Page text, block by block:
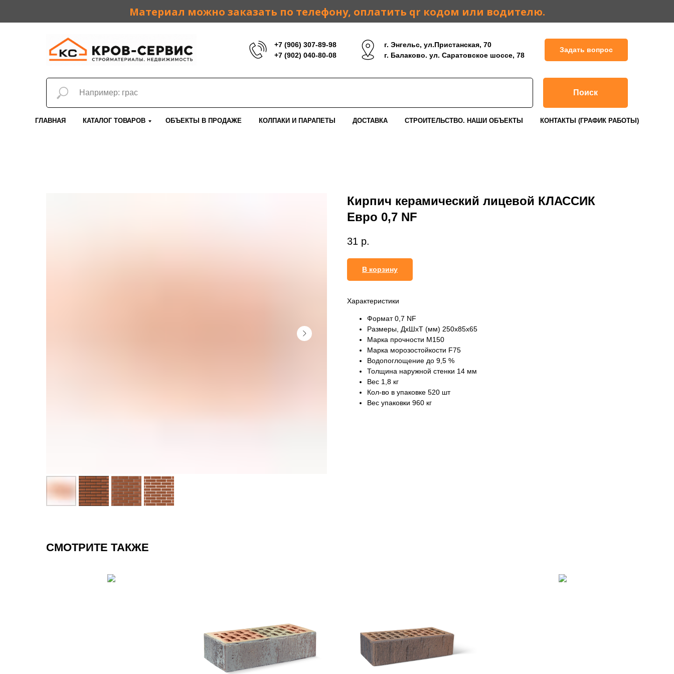
Материал можно заказать по телефону, оплатить qr кодом или водителю.
+7 (906) 307-89-98
+7 (902) 040-80-08
г. Энгельс, ул.Пристанская, 70
г. Балаково. ул. Саратовское шоссе, 78
Задать вопрос
Поиск
ГЛАВНАЯ КАТАЛОГ ТОВАРОВ ОБЪЕКТЫ В ПРОДАЖЕ КОЛПАКИ И ПАРАПЕТЫ ДОСТАВКА СТРОИТЕЛЬСТВО. НАШИ ОБЪЕКТЫ КОНТАКТЫ (ГРАФИК РАБОТЫ)
Кирпич керамический лицевой КЛАССИК
Еврo 0,7 NF
31 р.
В корзину
Характеристики
Формат 0,7 NF
Размеры, ДхШхТ (мм) 250х85х65
Марка прочности М150
Марка морозостойкости F75
Водопоглощение до 9,5 %
Толщина наружной стенки 14 мм
Вес 1,8 кг
Кол-во в упаковке 520 шт
Вес упаковки 960 кг
СМОТРИТЕ ТАКЖЕ